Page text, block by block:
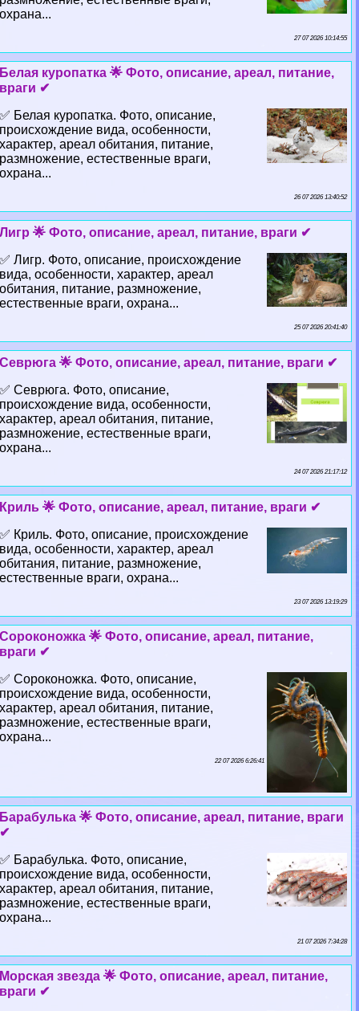
охрана...
27 07 2026 10:14:55
Белая куропатка 🌟 Фото, описание, ареал, питание,
враги ✔
✅ Белая куропатка. Фото, описание,
происхождение вида, особенности,
хаpaктер, ареал обитания, питание,
размножение, естественные враги,
охрана...
26 07 2026 13:40:52
Лигр 🌟 Фото, описание, ареал, питание, враги ✔
✅ Лигр. Фото, описание, происхождение
вида, особенности, хаpaктер, ареал
обитания, питание, размножение,
естественные враги, охрана...
25 07 2026 20:41:40
Севрюга 🌟 Фото, описание, ареал, питание, враги ✔
✅ Севрюга. Фото, описание,
происхождение вида, особенности,
хаpaктер, ареал обитания, питание,
размножение, естественные враги,
охрана...
24 07 2026 21:17:12
Криль 🌟 Фото, описание, ареал, питание, враги ✔
✅ Криль. Фото, описание, происхождение
вида, особенности, хаpaктер, ареал
обитания, питание, размножение,
естественные враги, охрана...
23 07 2026 13:19:29
Сороконожка 🌟 Фото, описание, ареал, питание,
враги ✔
✅ Сороконожка. Фото, описание,
происхождение вида, особенности,
хаpaктер, ареал обитания, питание,
размножение, естественные враги,
охрана...
22 07 2026 6:26:41
Баpaбулька 🌟 Фото, описание, ареал, питание, враги
✔
✅ Баpaбулька. Фото, описание,
происхождение вида, особенности,
хаpaктер, ареал обитания, питание,
размножение, естественные враги,
охрана...
21 07 2026 7:34:28
Морская звезда 🌟 Фото, описание, ареал, питание,
враги ✔